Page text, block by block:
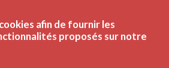
afin de fournir les
proposés sur notre